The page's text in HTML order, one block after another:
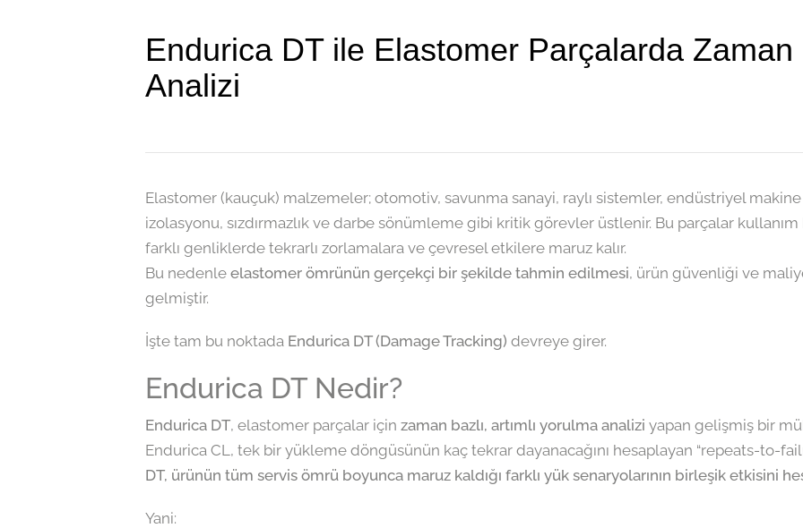
Endurica DT ile Elastomer Parçalarda Zaman
Analizi
Elastomer (kauçuk) malzemeler; otomotiv, savunma sanayi, raylı sistemler, endüstriyel
izolasyonu, sızdırmazlık ve darbe sönümleme gibi kritik görevler üstlenir. Bu parçalar
farklı genliklerde tekrarlı zorlamalara ve çevresel etkilere maruz kalır.
Bu nedenle elastomer ömrünün gerçekçi bir şekilde tahmin edilmesi, ürün güvenliği ve
gelmiştir.
İşte tam bu noktada Endurica DT (Damage Tracking) devreye girer.
Endurica DT Nedir?
Endurica DT, elastomer parçalar için zaman bazlı, artımlı yorulma analizi yapan gelişmiş bir
Endurica CL, tek bir yükleme döngüsünün kaç tekrar dayanacağını hesaplayan “repeats-to-
DT, ürünün tüm servis ömrü boyunca maruz kaldığı farklı yük senaryolarının birleşik etkisini
Yani: